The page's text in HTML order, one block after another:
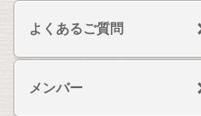
よくあるご質問
メンバー